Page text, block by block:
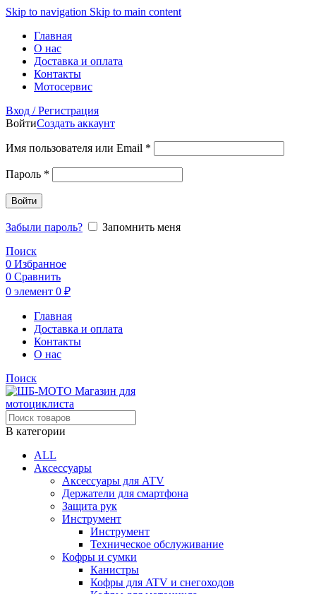
Skip to navigation Skip to main content
Главная
О нас
Доставка и оплата
Контакты
Мотосервис
Вход / Регистрация
ВойтиСоздать аккаунт
Имя пользователя или Email *
Пароль *
Войти
Забыли пароль?
Запомнить меня
Поиск
0 Избранное
0 Сравнить
0 элемент 0 ₽
Главная
Доставка и оплата
Контакты
О нас
Поиск
В категории
ALL
Аксессуары
Аксессуары для ATV
Держатели для смартфона
Защита рук
Инструмент
Инструмент
Техническое обслуживание
Кофры и сумки
Канистры
Кофры для ATV и снегоходов